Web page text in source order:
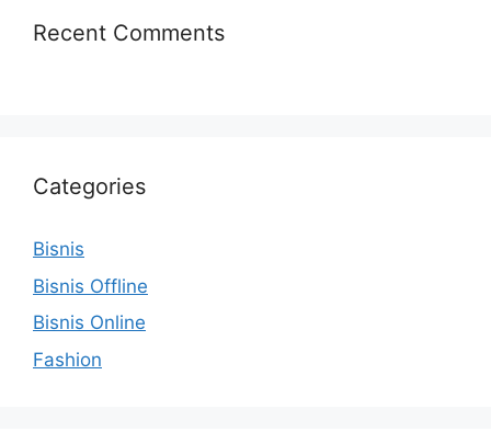
Recent Comments
Categories
Bisnis
Bisnis Offline
Bisnis Online
Fashion